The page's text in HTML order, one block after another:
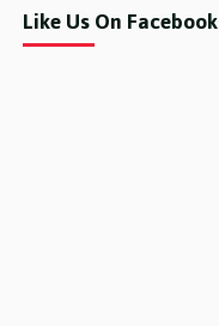
Like Us On Facebook